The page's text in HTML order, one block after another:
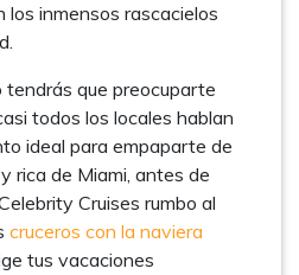
los inmensos rascacielos
tendrás que preocuparte
todos los locales hablan
ideal para empaparte de
rica de Miami, antes de
Cruises rumbo al
cruceros con la naviera
tus vacaciones